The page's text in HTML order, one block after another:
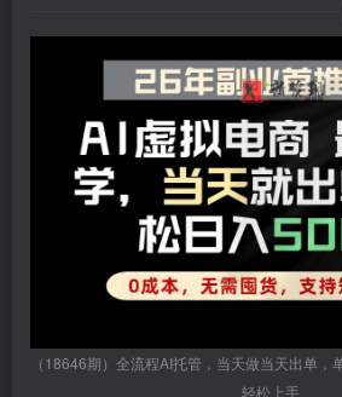
（18646期）全流程AI托管，当天做当天出单，
轻松上手